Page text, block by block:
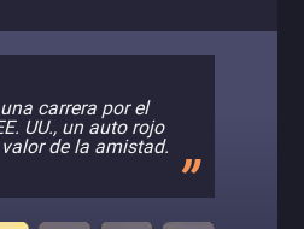
carrera por el
UU., un auto rojo
de la amistad.